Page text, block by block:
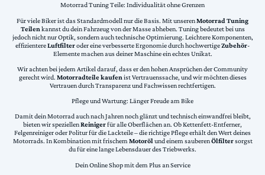
Motorrad Tuning Teile: Individualität ohne Grenzen
Für viele Biker ist das Standardmodell nur die Basis. Mit unserenMotorrad Tuning
Teilen kannst du dein Fahrzeug von der Masse abheben. Tuning bedeutet bei uns
jedoch nicht nur Optik, sondern auch technische Optimierung. Leichtere Komponenten,
effizientereLuftfilteroder eine verbesserte Ergonomie durch hochwertigeZubehör-
Elemente machen aus deiner Maschine ein echtes Unikat.
Wir achten bei jedem Artikel darauf, dass er den hohen Ansprüchen der Community
gerecht wird. Motorradteile kaufen ist Vertrauenssache, und wir möchten dieses
Vertrauen durch Transparenz und Fachwissen rechtfertigen.
Pflege und Wartung: Länger Freude am Bike
Damit dein Motorrad auch nach Jahren noch glänzt und technisch einwandfrei bleibt,
bieten wir speziellenReinigerfür alle Oberflächen an. Ob Kettenfett-Entferner,
Felgenreiniger oder Politur für die Lackteile – die richtige Pflege erhält den Wert deines
Motorrads. In Kombination mit frischemMotorölund einem sauberenÖlfiltersorgst
du für eine lange Lebensdauer des Triebwerks.
Dein Online Shop mit dem Plus an Service